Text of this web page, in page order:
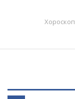
Хороскоп